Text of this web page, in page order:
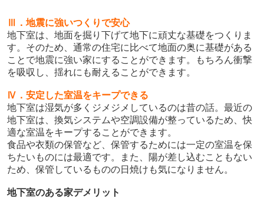
Ⅲ．地震に強いつくりで安心
地下室は、地面を掘り下げて地下に頑丈な基礎をつくりま
す。そのため、通常の住宅に比べて地面の奥に基礎がある
ことで地震に強い家にすることができます。もちろん衝撃
を吸収し、揺れにも耐えることができます。
Ⅳ．安定した室温をキープできる
地下室は湿気が多くジメジメしているのは昔の話。最近の
地下室は、換気システムや空調設備が整っているため、快
適な室温をキープすることができます。
食品や衣類の保管など、保管するためには一定の室温を保
ちたいものには最適です。また、陽が差し込むこともない
ため、保管しているものの日焼けも気になりません。
地下室のある家デメリット